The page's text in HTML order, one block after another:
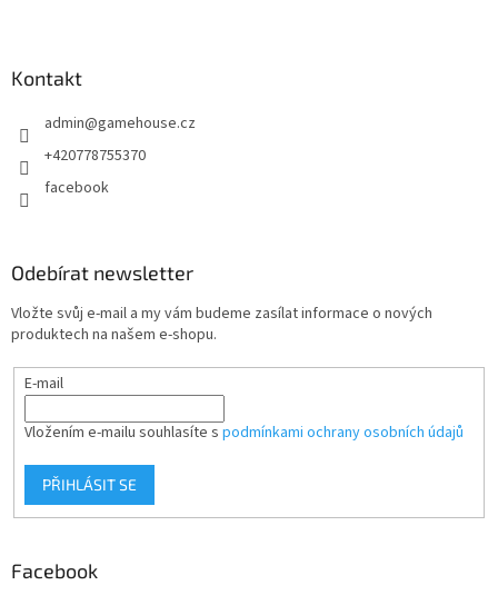
Kontakt
admin@gamehouse.cz
+420778755370
facebook
Odebírat newsletter
Vložte svůj e-mail a my vám budeme zasílat informace o nových
produktech na našem e-shopu.
E-mail
Vložením e-mailu souhlasíte s podmínkami ochrany osobních údajů
PŘIHLÁSIT SE
Facebook